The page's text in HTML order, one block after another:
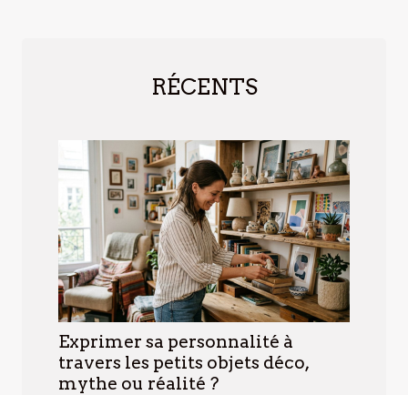
RÉCENTS
Exprimer sa personnalité à
travers les petits objets déco,
mythe ou réalité ?